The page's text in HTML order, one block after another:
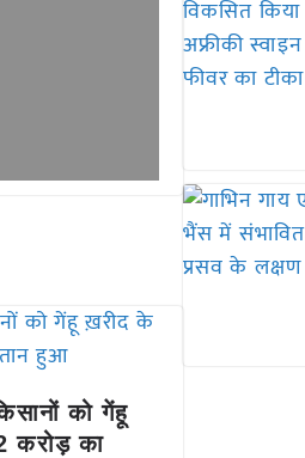
को गेंहू
करोड़ का